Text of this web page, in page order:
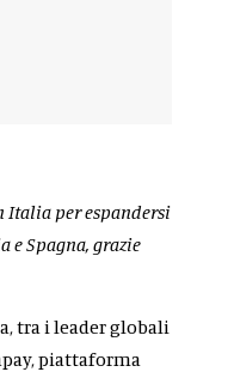
Italia per espandersi
e Spagna, grazie
tra i leader globali
piattaforma